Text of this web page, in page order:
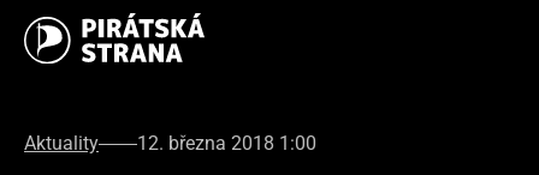
Aktuality 12. března 2018 1:00